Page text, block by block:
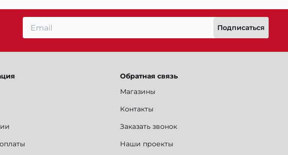
Подписаться
Обратная связь
Магазины
Контакты
Заказать звонок
Наши проекты